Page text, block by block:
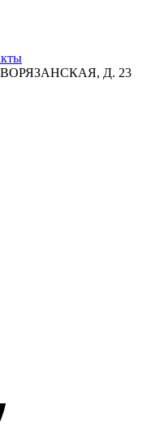
Д. 23